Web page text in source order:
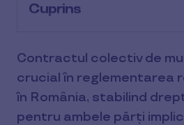
Cuprins
Contractul colectiv de
crucial în reglementarea
în România, stabilind
pentru ambele părți